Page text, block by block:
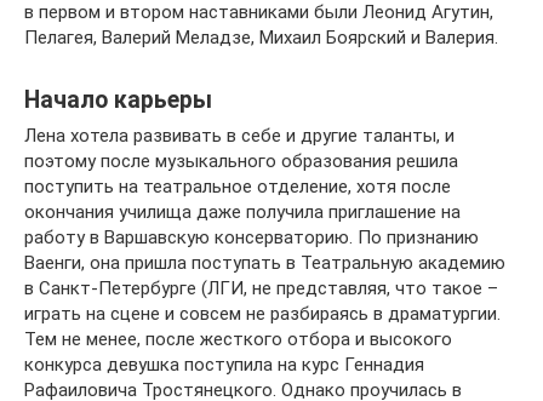
в первом и втором наставниками были Леонид Агутин,
Пелагея, Валерий Меладзе, Михаил Боярский и Валерия.
Начало карьеры
Лена хотела развивать в себе и другие таланты, и
поэтому после музыкального образования решила
поступить на театральное отделение, хотя после
окончания училища даже получила приглашение на
работу в Варшавскую консерваторию. По признанию
Ваенги, она пришла поступать в Театральную академию
в Санкт-Петербурге (ЛГИ, не представляя, что такое –
играть на сцене и совсем не разбираясь в драматургии.
Тем не менее, после жесткого отбора и высокого
конкурса девушка поступила на курс Геннадия
Рафаиловича Тростянецкого. Однако проучилась в